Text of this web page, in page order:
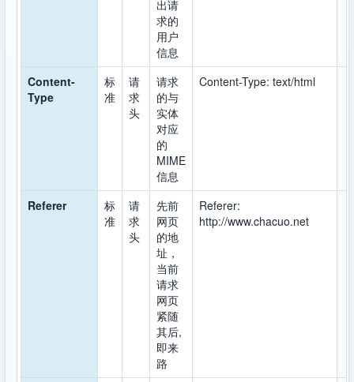
出请
求的
用户
信息
Content-
Type
标
准
请
求
头
请求
的与
实体
对应
的
MIME
信息
Content-Type: text/html
Referer
标
准
请
求
头
先前
网页
的地
址，
当前
请求
网页
紧随
其后,
即来
路
Referer:
http://www.chacuo.net